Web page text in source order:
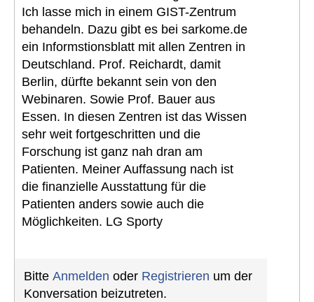
Ich lasse mich in einem GIST-Zentrum
behandeln. Dazu gibt es bei sarkome.de
ein Informstionsblatt mit allen Zentren in
Deutschland. Prof. Reichardt, damit
Berlin, dürfte bekannt sein von den
Webinaren. Sowie Prof. Bauer aus
Essen. In diesen Zentren ist das Wissen
sehr weit fortgeschritten und die
Forschung ist ganz nah dran am
Patienten. Meiner Auffassung nach ist
die finanzielle Ausstattung für die
Patienten anders sowie auch die
Möglichkeiten. LG Sporty
Bitte Anmelden oder Registrieren um der
Konversation beizutreten.